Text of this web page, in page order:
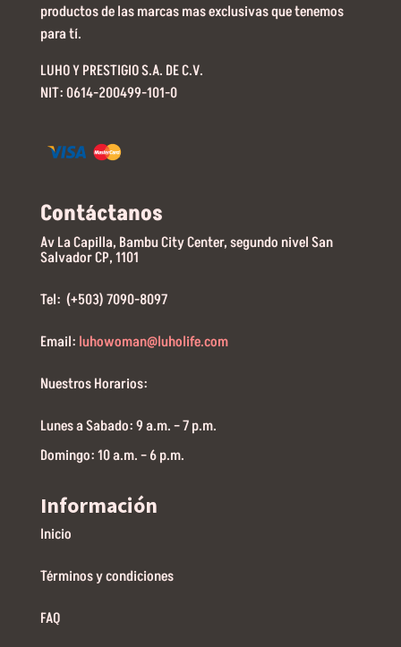
productos de las marcas mas exclusivas que tenemos
para tí.
LUHO Y PRESTIGIO S.A. DE C.V.
NIT: 0614-200499-101-0
Contáctanos
Av La Capilla, Bambu City Center, segundo nivel San
Salvador CP, 1101
Tel: (+503) 7090-8097
Email: luhowoman@luholife.com
Nuestros Horarios:
Lunes a Sabado: 9 a.m. – 7 p.m.
Domingo: 10 a.m. – 6 p.m.
Información
Inicio
Términos y condiciones
FAQ